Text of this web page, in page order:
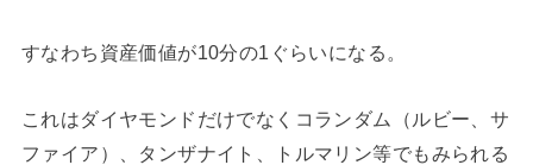
すなわち資産価値が10分の1ぐらいになる。
これはダイヤモンドだけでなくコランダム（ルビー、サ
ファイア）、タンザナイト、トルマリン等でもみられる